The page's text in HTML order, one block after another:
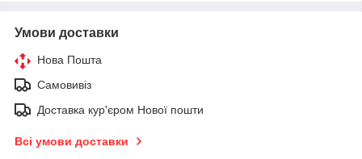
Умови доставки
Нова Пошта
Самовивіз
Доставка кур'єром Нової пошти
Всі умови доставки